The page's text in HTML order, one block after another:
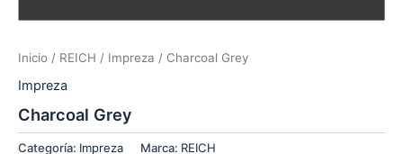
Inicio / REICH / Impreza / Charcoal Grey
Impreza
Charcoal Grey
Categoría: Impreza Marca: REICH